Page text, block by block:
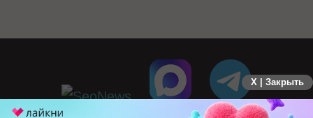
X | Закрыть